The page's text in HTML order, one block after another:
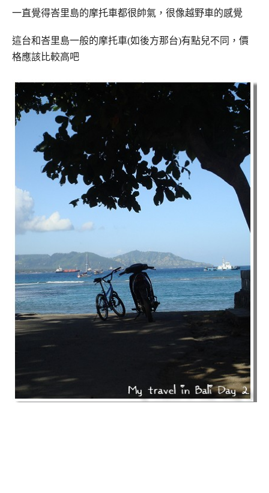
一直覺得峇里島的摩托車都很帥氣，很像越野車的感覺
這台和峇里島一般的摩托車(如後方那台)有點兒不同，價
格應該比較高吧